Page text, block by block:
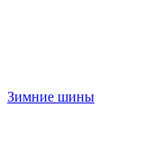
Зимние шины